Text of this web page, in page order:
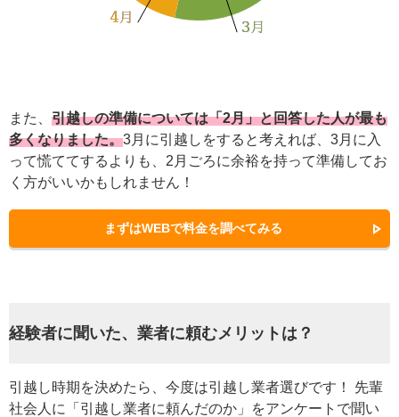
また、 引越しの準備については「2月」と回答した人が最も
多くなりました。3月に引越しをすると考えれば、3月に入
って慌ててするよりも、2月ごろに余裕を持って準備してお
く方がいいかもしれません！
まずはWEBで料金を調べてみる
経験者に聞いた、業者に頼むメリットは？
引越し時期を決めたら、今度は引越し業者選びです！ 先輩
社会人に「引越し業者に頼んだのか」をアンケートで聞い